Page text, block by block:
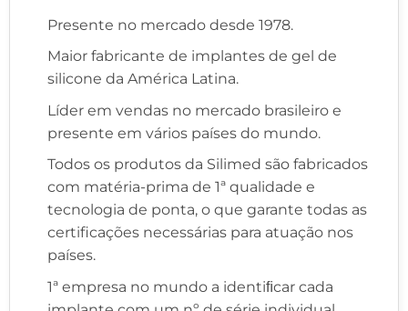
Presente no mercado desde 1978.
Maior fabricante de implantes de gel de
silicone da América Latina.
Líder em vendas no mercado brasileiro e
presente em vários países do mundo.
Todos os produtos da Silimed são fabricados
com matéria-prima de 1ª qualidade e
tecnologia de ponta, o que garante todas as
certificações necessárias para atuação nos
países.
1ª empresa no mundo a identiﬁcar cada